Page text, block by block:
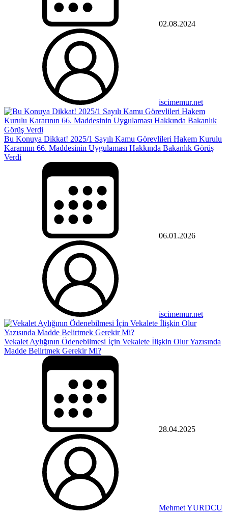
02.08.2024
iscimemur.net
Bu Konuya Dikkat! 2025/1 Sayılı Kamu Görevlileri Hakem Kurulu
Kararının 66. Maddesinin Uygulaması Hakkında Bakanlık Görüş
Verdi
06.01.2026
iscimemur.net
Vekalet Aylığının Ödenebilmesi İçin Vekalete İlişkin Olur Yazısında
Madde Belirtmek Gerekir Mi?
28.04.2025
Mehmet YURDCU